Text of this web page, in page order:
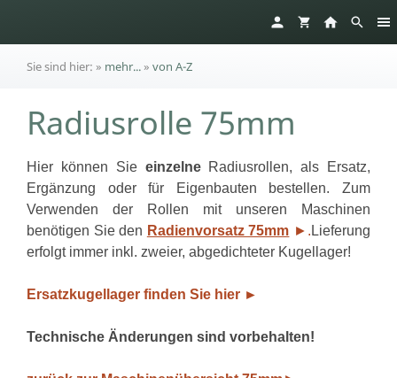
Sie sind hier: » mehr...» von A-Z
Radiusrolle 75mm
Hier können SieeinzelneRadiusrollen, als Ersatz,
Ergänzung oder für Eigenbauten bestellen. Zum
Verwenden der Rollen mit unseren Maschinen
benötigen Sie den Radienvorsatz 75mm ►. Lieferung
erfolgt immer inkl. zweier, abgedichteter Kugellager!
Ersatzkugellager finden Sie hier ►
Technische Änderungen sind vorbehalten!